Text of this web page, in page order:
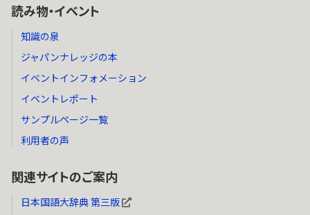
読み物・イベント
知識の泉
ジャパンナレッジの本
イベントインフォメーション
イベントレポート
サンプルページ一覧
利用者の声
関連サイトのご案内
日本国語大辞典 第三版